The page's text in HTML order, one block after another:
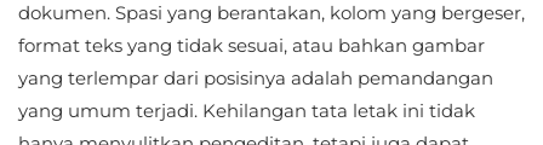
dokumen. Spasi yang berantakan, kolom yang bergeser,
format teks yang tidak sesuai, atau bahkan gambar
yang terlempar dari posisinya adalah pemandangan
yang umum terjadi. Kehilangan tata letak ini tidak